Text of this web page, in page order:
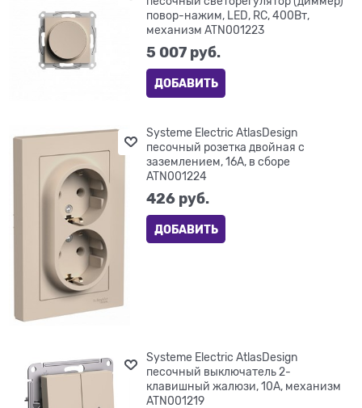
повор-нажим, LED, RC, 400Вт,
механизм ATN001223
5 007 руб.
ДОБАВИТЬ
Systeme Electric AtlasDesign
песочный розетка двойная с
заземлением, 16А, в сборе
ATN001224
426 руб.
ДОБАВИТЬ
Systeme Electric AtlasDesign
песочный выключатель 2-
клавишный жалюзи, 10А, механизм
ATN001219